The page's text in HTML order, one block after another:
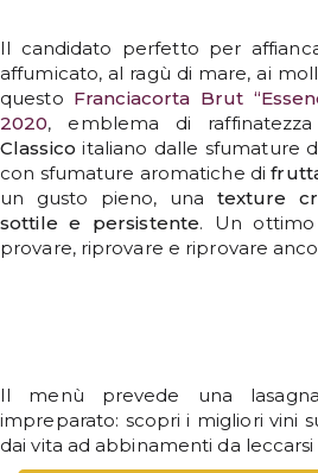
Il candidato perfetto per
affumicato, al ragù di mare, ai
questo Franciacorta Brut
2020, emblema di
Classico italiano dalle sfumature
con sfumature aromatiche di
un gusto pieno, una texture
sottile e persistente. Un ottimo
provare, riprovare e riprovare
Il menù prevede una
impreparato: scopri i migliori vini
dai vita ad abbinamenti da leccarsi